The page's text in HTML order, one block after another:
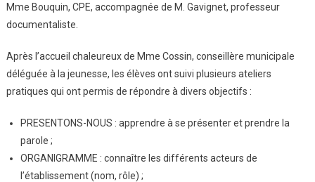
Classe
Mairie
De
Mme Bouquin, CPE, accompagnée de M. Gavignet, professeur
documentaliste.
Après l’accueil chaleureux de Mme Cossin, conseillère municipale
déléguée à la jeunesse, les élèves ont suivi plusieurs ateliers
pratiques qui ont permis de répondre à divers objectifs :
PRESENTONS-NOUS : apprendre à se présenter et prendre la
parole ;
ORGANIGRAMME : connaître les différents acteurs de
l’établissement (nom, rôle) ;